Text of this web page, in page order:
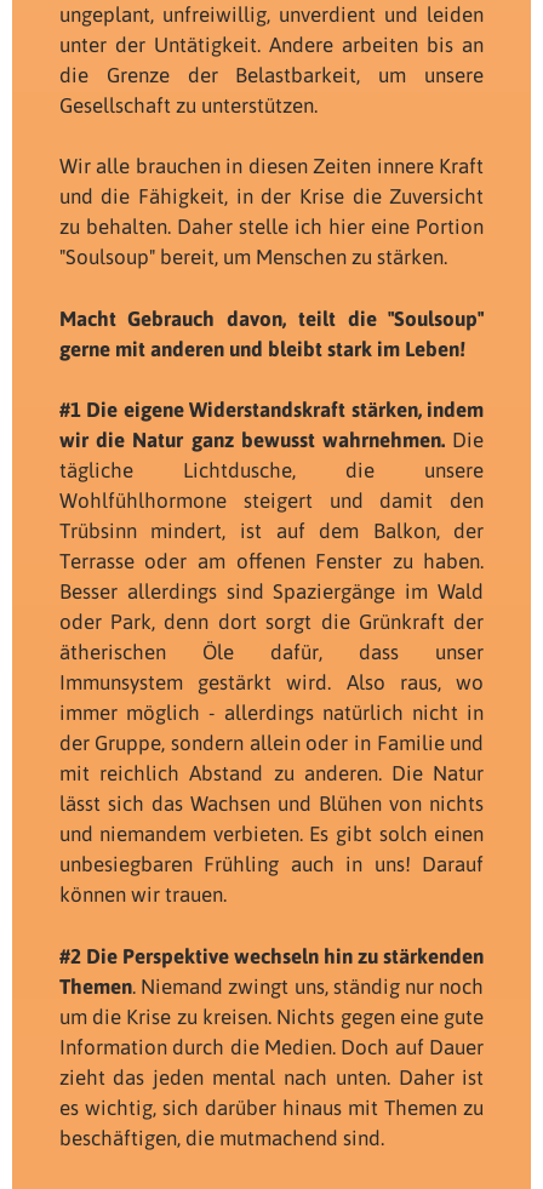
ungeplant, unfreiwillig, unverdient und leiden
unter der Untätigkeit. Andere arbeiten bis an
die Grenze der Belastbarkeit, um unsere
Gesellschaft zu unterstützen.
Wir alle brauchen in diesen Zeiten innere Kraft
und die Fähigkeit, in der Krise die Zuversicht
zu behalten. Daher stelle ich hier eine Portion
"Soulsoup" bereit, um Menschen zu stärken.
Macht Gebrauch davon, teilt die "Soulsoup"
gerne mit anderen und bleibt stark im Leben!
#1 Die eigene Widerstandskraft stärken, indem
wir die Natur ganz bewusst wahrnehmen. Die
tägliche Lichtdusche, die unsere
Wohlfühlhormone steigert und damit den
Trübsinn mindert, ist auf dem Balkon, der
Terrasse oder am offenen Fenster zu haben.
Besser allerdings sind Spaziergänge im Wald
oder Park, denn dort sorgt die Grünkraft der
ätherischen Öle dafür, dass unser
Immunsystem gestärkt wird. Also raus, wo
immer möglich - allerdings natürlich nicht in
der Gruppe, sondern allein oder in Familie und
mit reichlich Abstand zu anderen. Die Natur
lässt sich das Wachsen und Blühen von nichts
und niemandem verbieten. Es gibt solch einen
unbesiegbaren Frühling auch in uns! Darauf
können wir trauen.
#2 Die Perspektive wechseln hin zu stärkenden
Themen. Niemand zwingt uns, ständig nur noch
um die Krise zu kreisen. Nichts gegen eine gute
Information durch die Medien. Doch auf Dauer
zieht das jeden mental nach unten. Daher ist
es wichtig, sich darüber hinaus mit Themen zu
beschäftigen, die mutmachend sind.